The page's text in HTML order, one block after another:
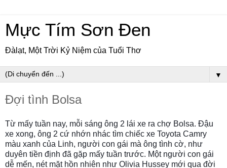
Mực Tím Sơn Đen
Đàlạt, Một Trời Kỷ Niệm của Tuổi Thơ
▼
Đợi tình Bolsa
Từ mấy tuần nay, mỗi sáng ông 2 lái xe ra chợ Bolsa. Đậu
xe xong, ông 2 cứ nhớn nhác tìm chiếc xe Toyota Camry
màu xanh của Linh, người con gái mà ông tình cờ, như
duyên tiền định đã gặp mấy tuần trước. Một người con gái
dễ mến, nét mặt hồn nhiên như Olivia Hussey mới qua đời